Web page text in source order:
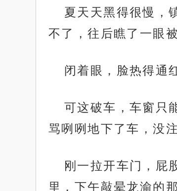
夏天天黑得很慢，
不了，往后瞧了一眼
闭着眼，脸热得通
可这破车，车窗只
骂咧咧地下了车，没
刚一拉开车门，屁
里，下午敲晕龙渝的